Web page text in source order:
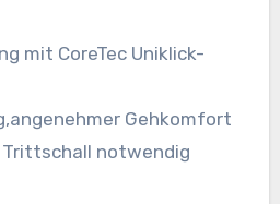
mit CoreTec Uniklick-
Gehkomfort
notwendig